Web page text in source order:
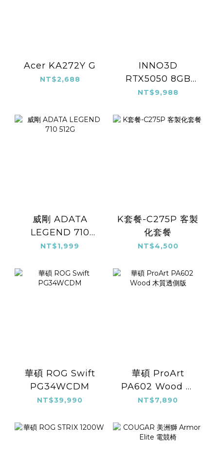
Acer KA272Y G
NT$2,688
INNO3D
RTX5050 8GB
TWIN X2
NT$9,988
威剛 ADATA
LEGEND 710
512G
NT$1,999
K套餐-C275P 客製
化套餐
NT$4,500
華碩 ROG Swift
PG34WCDM
NT$39,990
華碩 ProArt
PA602 Wood 木
質透側版
NT$7,890